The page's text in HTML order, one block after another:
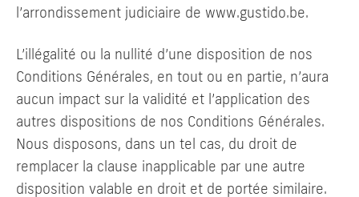
l’arrondissement judiciaire de www.gustido.be.
L’illégalité ou la nullité d’une disposition de nos
Conditions Générales, en tout ou en partie, n’aura
aucun impact sur la validité et l’application des
autres dispositions de nos Conditions Générales.
Nous disposons, dans un tel cas, du droit de
remplacer la clause inapplicable par une autre
disposition valable en droit et de portée similaire.